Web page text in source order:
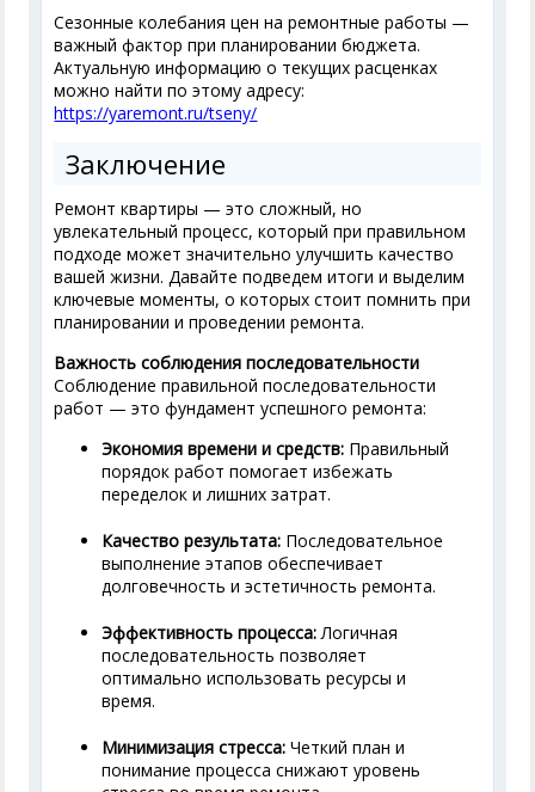
Сезонные колебания цен на ремонтные работы —
важный фактор при планировании бюджета.
Актуальную информацию о текущих расценках
можно найти по этому адресу:
https://yaremont.ru/tseny/
Заключение
Ремонт квартиры — это сложный, но
увлекательный процесс, который при правильном
подходе может значительно улучшить качество
вашей жизни. Давайте подведем итоги и выделим
ключевые моменты, о которых стоит помнить при
планировании и проведении ремонта.
Важность соблюдения последовательности
Соблюдение правильной последовательности
работ — это фундамент успешного ремонта:
Экономия времени и средств: Правильный
порядок работ помогает избежать
переделок и лишних затрат.
Качество результата: Последовательное
выполнение этапов обеспечивает
долговечность и эстетичность ремонта.
Эффективность процесса:Логичная
последовательность позволяет
оптимально использовать ресурсы и
время.
Минимизация стресса: Четкий план и
понимание процесса снижают уровень